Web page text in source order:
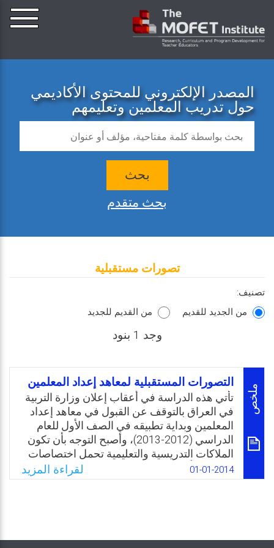
المصدر الإلكتروني للمحتوى الأكاديمي
حول تدريب المعلمين وتعليمهم
بحث
بحث متقدم
تصورات مستقبلية
تصنيف:
من الجديد للقديم
من القديم للجديد
وجد 1 بنود
ملخص
التصورات المستقبلية لمعاهد إعداد المعلمين
تأتي هذه الدراسة في أعقاب إعلان وزارة التربية
في العراق بالتوقف عن القبول في معاهد إعداد
المعلمين وبداية تطبيقه في الصف الأول للعام
الدراسي (2012-2013)، وأصبح التوجه بأن تكون
الملاكات التدريسية والتعليمية تحمل اختصاصات
جامعية بدلًا من المعاهد. ولما لهذا القرار من نتائج
سلبية على خريجي المرحلة المتوسطة الذين
العليا، والسؤال: ما هو مصيرهم؟وهل توافق
01-01-2014 لقراءة المزيد